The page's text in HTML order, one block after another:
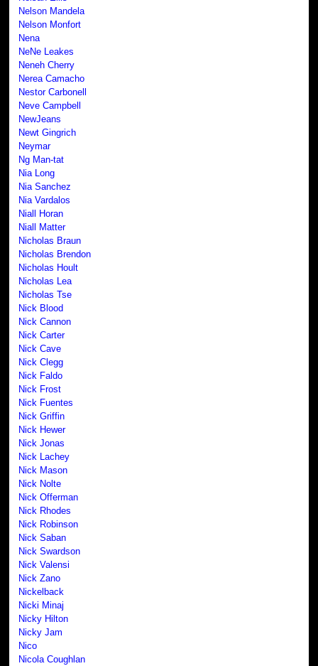
Nelson Mandela
Nelson Monfort
Nena
NeNe Leakes
Neneh Cherry
Nerea Camacho
Nestor Carbonell
Neve Campbell
NewJeans
Newt Gingrich
Neymar
Ng Man-tat
Nia Long
Nia Sanchez
Nia Vardalos
Niall Horan
Niall Matter
Nicholas Braun
Nicholas Brendon
Nicholas Hoult
Nicholas Lea
Nicholas Tse
Nick Blood
Nick Cannon
Nick Carter
Nick Cave
Nick Clegg
Nick Faldo
Nick Frost
Nick Fuentes
Nick Griffin
Nick Hewer
Nick Jonas
Nick Lachey
Nick Mason
Nick Nolte
Nick Offerman
Nick Rhodes
Nick Robinson
Nick Saban
Nick Swardson
Nick Valensi
Nick Zano
Nickelback
Nicki Minaj
Nicky Hilton
Nicky Jam
Nico
Nicola Coughlan